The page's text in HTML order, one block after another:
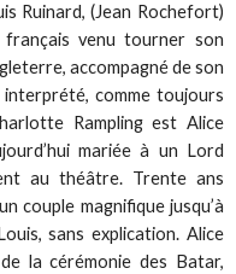
Ruinard, (Jean Rochefort)
venu tourner son
accompagné de son
interprété, comme toujours
Rampling est Alice
mariée à un Lord
au théâtre. Trente ans
couple magnifique jusqu’à
sans explication. Alice
la cérémonie des Batar,